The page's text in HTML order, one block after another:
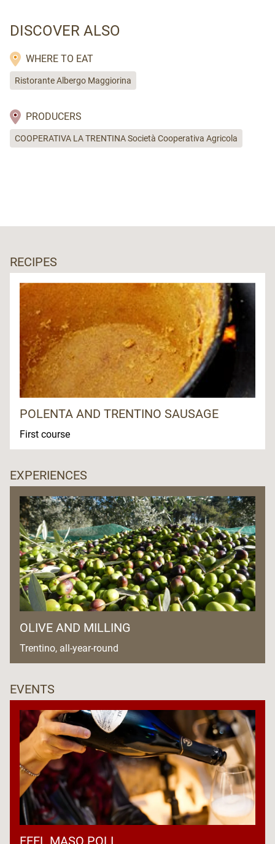
DISCOVER ALSO
WHERE TO EAT
Ristorante Albergo Maggiorina
PRODUCERS
COOPERATIVA LA TRENTINA Società Cooperativa Agricola
RECIPES
POLENTA AND TRENTINO SAUSAGE
First course
EXPERIENCES
OLIVE AND MILLING
Trentino, all-year-round
EVENTS
FEEL MASO POLI